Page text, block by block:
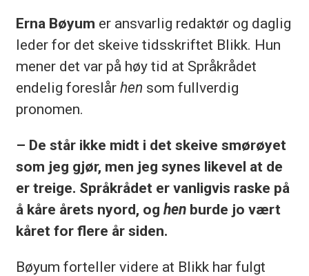
Erna Bøyum er ansvarlig redaktør og daglig
leder for det skeive tidsskriftet Blikk. Hun
mener det var på høy tid at Språkrådet
endelig foreslår hen som fullverdig
pronomen.
– De står ikke midt i det skeive smørøyet
som jeg gjør, men jeg synes likevel at de
er treige. Språkrådet er vanligvis raske på
å kåre årets nyord, og henburde jo vært
kåret for flere år siden.
Bøyum forteller videre at Blikk har fulgt